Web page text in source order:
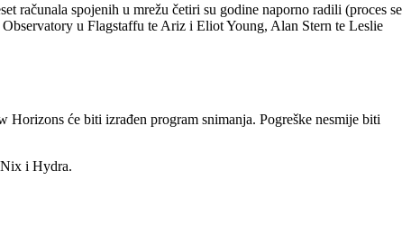
računala spojenih u mrežu četiri su godine naporno radili (proces se
u Flagstaffu te Ariz i Eliot Young, Alan Stern te Leslie
će biti izrađen program snimanja. Pogreške nesmije biti
Nix i Hydra.